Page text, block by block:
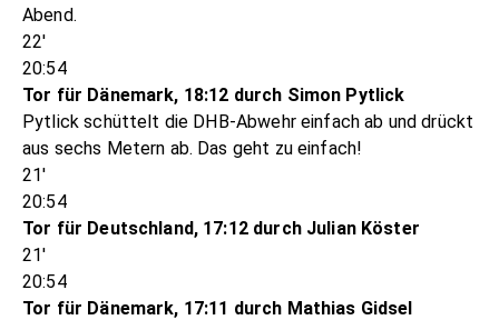
Abend.
22'
20:54
Tor für Dänemark, 18:12 durch Simon Pytlick
Pytlick schüttelt die DHB-Abwehr einfach ab und drückt
aus sechs Metern ab. Das geht zu einfach!
21'
20:54
Tor für Deutschland, 17:12 durch Julian Köster
21'
20:54
Tor für Dänemark, 17:11 durch Mathias Gidsel